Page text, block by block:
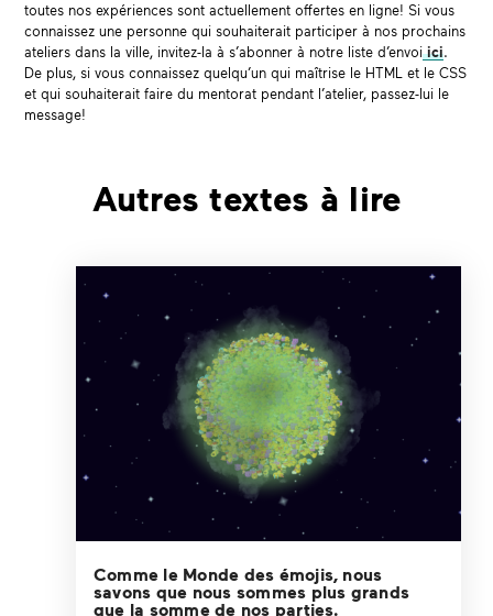
toutes nos expériences sont actuellement offertes en ligne! Si vous
connaissez une personne qui souhaiterait participer à nos prochains
ateliers dans la ville, invitez-la à s’abonner à notre liste d’envoi ici.
De plus, si vous connaissez quelqu’un qui maîtrise le HTML et le CSS
et qui souhaiterait faire du mentorat pendant l’atelier, passez-lui le
message!
Autres textes à lire
Comme le Monde des émojis, nous
savons que nous sommes plus grands
que la somme de nos parties.